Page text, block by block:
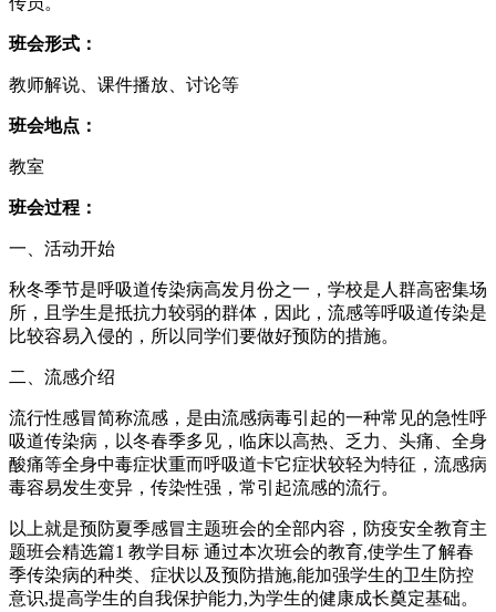
班会形式：
教师解说、课件播放、讨论等
班会地点：
教室
班会过程：
一、活动开始
秋冬季节是呼吸道传染病高发月份之一，学校是人群高密集场
所，且学生是抵抗力较弱的群体，因此，流感等呼吸道传染是
比较容易入侵的，所以同学们要做好预防的措施。
二、流感介绍
流行性感冒简称流感，是由流感病毒引起的一种常见的急性呼
吸道传染病，以冬春季多见，临床以高热、乏力、头痛、全身
酸痛等全身中毒症状重而呼吸道卡它症状较轻为特征，流感病
毒容易发生变异，传染性强，常引起流感的流行。
以上就是预防夏季感冒主题班会的全部内容，防疫安全教育主
题班会精选篇1 教学目标 通过本次班会的教育,使学生了解春
季传染病的种类、症状以及预防措施,能加强学生的卫生防控
意识,提高学生的自我保护能力,为学生的健康成长奠定基础。